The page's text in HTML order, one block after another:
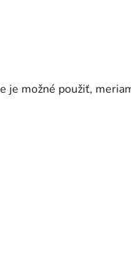
je možné použiť,